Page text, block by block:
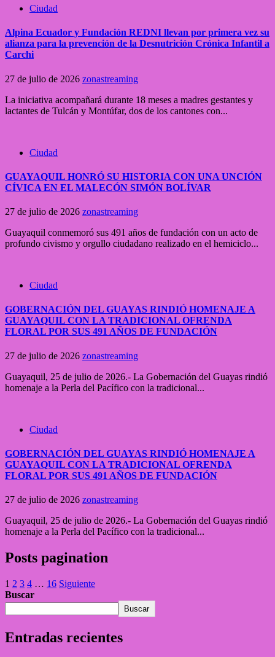
Ciudad
Alpina Ecuador y Fundación REDNI llevan por primera vez su
alianza para la prevención de la Desnutrición Crónica Infantil a
Carchi
27 de julio de 2026 zonastreaming
La iniciativa acompañará durante 18 meses a madres gestantes y
lactantes de Tulcán y Montúfar, dos de los cantones con...
Ciudad
GUAYAQUIL HONRÓ SU HISTORIA CON UNA UNCIÓN
CÍVICA EN EL MALECÓN SIMÓN BOLÍVAR
27 de julio de 2026 zonastreaming
Guayaquil conmemoró sus 491 años de fundación con un acto de
profundo civismo y orgullo ciudadano realizado en el hemiciclo...
Ciudad
GOBERNACIÓN DEL GUAYAS RINDIÓ HOMENAJE A
GUAYAQUIL CON LA TRADICIONAL OFRENDA
FLORAL POR SUS 491 AÑOS DE FUNDACIÓN
27 de julio de 2026 zonastreaming
Guayaquil, 25 de julio de 2026.- La Gobernación del Guayas rindió
homenaje a la Perla del Pacífico con la tradicional...
Ciudad
GOBERNACIÓN DEL GUAYAS RINDIÓ HOMENAJE A
GUAYAQUIL CON LA TRADICIONAL OFRENDA
FLORAL POR SUS 491 AÑOS DE FUNDACIÓN
27 de julio de 2026 zonastreaming
Guayaquil, 25 de julio de 2026.- La Gobernación del Guayas rindió
homenaje a la Perla del Pacífico con la tradicional...
Posts pagination
1 2 3 4 … 16 Siguiente
Buscar
Buscar
Entradas recientes